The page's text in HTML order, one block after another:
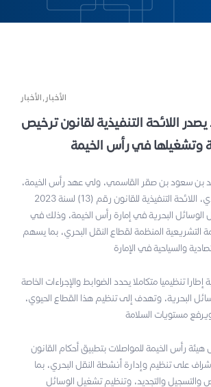
الأخبار,الأخبار
اللائحة التنفيذية لقانون ترخيص
وتشغيلها في رأس الخيمة
سعود بن صقر القاسمي، ولي عهد رأس الخيمة،
رئيس المجلس التنفيذي، اللائحة التنفيذية للقانون رقم (13) لسنة 2023
البحرية في إمارة رأس الخيمة، وذلك في
التشريعية المنظمة لقطاع النقل البحري، بما يسهم
تنظيميا متكاملا يحدد الضوابط والإجراءات الخاصة
البحرية، وتهدف إلى تنظيم هذا القطاع الحيوي،
رأس الخيمة للمواصلات بتطبيق أحكام القانون
على تنظيم وإدارة أنشطة النقل البحري، بما
والتجديد، وتنظيم تشغيل الوسائل